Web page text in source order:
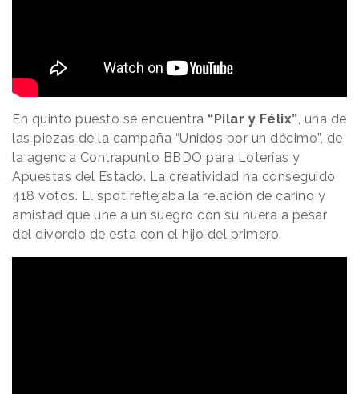
En quinto puesto se encuentra “Pilar y Félix” , una de
las piezas de la campaña “Unidos por un décimo”, de
la agencia Contrapunto BBDO para Loterías y
Apuestas del Estado. La creatividad ha conseguido
418 votos. El spot reflejaba la relación de cariño y
amistad que une a un suegro con su nuera a pesar
del divorcio de esta con el hijo del primero.